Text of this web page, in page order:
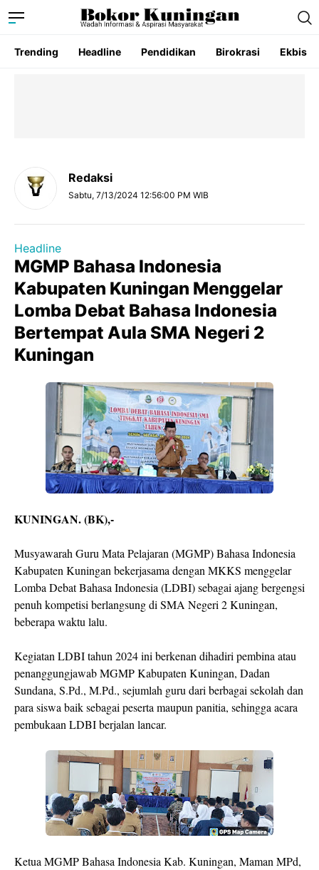
Trending Headline Pendidikan Birokrasi Ekbis
Redaksi
Sabtu, 7/13/2024 12:56:00 PM WIB
Headline
MGMP Bahasa Indonesia
Kabupaten Kuningan Menggelar
Lomba Debat Bahasa Indonesia
Bertempat Aula SMA Negeri 2
Kuningan
KUNINGAN. (BK),-
Musyawarah Guru Mata Pelajaran (MGMP) Bahasa Indonesia
Kabupaten Kuningan bekerjasama dengan MKKS menggelar
Lomba Debat Bahasa Indonesia (LDBI) sebagai ajang bergengsi
penuh kompetisi berlangsung di SMA Negeri 2 Kuningan,
beberapa waktu lalu.
Kegiatan LDBI tahun 2024 ini berkenan dihadiri pembina atau
penanggungjawab MGMP Kabupaten Kuningan, Dadan
Sundana, S.Pd., M.Pd., sejumlah guru dari berbagai sekolah dan
para siswa baik sebagai peserta maupun panitia, sehingga acara
pembukaan LDBI berjalan lancar.
Ketua MGMP Bahasa Indonesia Kab. Kuningan, Maman MPd,